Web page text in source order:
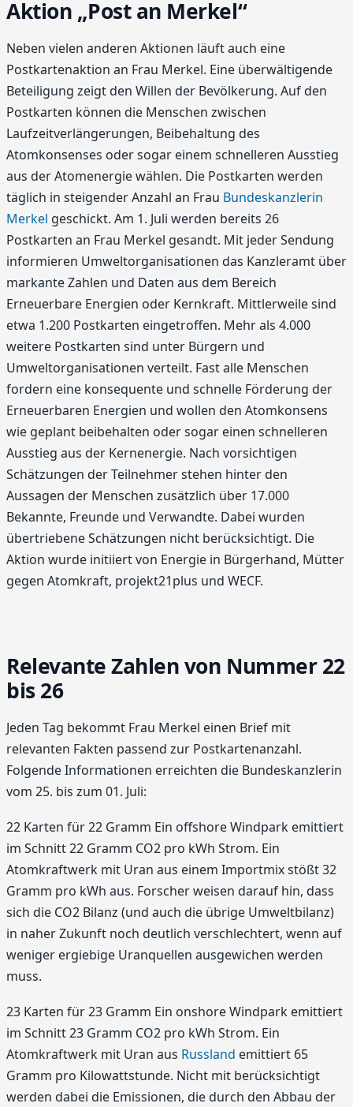
Aktion „Post an Merkel“
Neben vielen anderen Aktionen läuft auch eine
Postkartenaktion an Frau Merkel. Eine überwältigende
Beteiligung zeigt den Willen der Bevölkerung. Auf den
Postkarten können die Menschen zwischen
Laufzeitverlängerungen, Beibehaltung des
Atomkonsenses oder sogar einem schnelleren Ausstieg
aus der Atomenergie wählen. Die Postkarten werden
täglich in steigender Anzahl an Frau Bundeskanzlerin
Merkel geschickt. Am 1. Juli werden bereits 26
Postkarten an Frau Merkel gesandt. Mit jeder Sendung
informieren Umweltorganisationen das Kanzleramt über
markante Zahlen und Daten aus dem Bereich
Erneuerbare Energien oder Kernkraft. Mittlerweile sind
etwa 1.200 Postkarten eingetroffen. Mehr als 4.000
weitere Postkarten sind unter Bürgern und
Umweltorganisationen verteilt. Fast alle Menschen
fordern eine konsequente und schnelle Förderung der
Erneuerbaren Energien und wollen den Atomkonsens
wie geplant beibehalten oder sogar einen schnelleren
Ausstieg aus der Kernenergie. Nach vorsichtigen
Schätzungen der Teilnehmer stehen hinter den
Aussagen der Menschen zusätzlich über 17.000
Bekannte, Freunde und Verwandte. Dabei wurden
übertriebene Schätzungen nicht berücksichtigt. Die
Aktion wurde initiiert von Energie in Bürgerhand, Mütter
gegen Atomkraft, projekt21plus und WECF.
Relevante Zahlen von Nummer 22
bis 26
Jeden Tag bekommt Frau Merkel einen Brief mit
relevanten Fakten passend zur Postkartenanzahl.
Folgende Informationen erreichten die Bundeskanzlerin
vom 25. bis zum 01. Juli:
22 Karten für 22 Gramm Ein offshore Windpark emittiert
im Schnitt 22 Gramm CO2 pro kWh Strom. Ein
Atomkraftwerk mit Uran aus einem Importmix stößt 32
Gramm pro kWh aus. Forscher weisen darauf hin, dass
sich die CO2 Bilanz (und auch die übrige Umweltbilanz)
in naher Zukunft noch deutlich verschlechtert, wenn auf
weniger ergiebige Uranquellen ausgewichen werden
muss.
23 Karten für 23 Gramm Ein onshore Windpark emittiert
im Schnitt 23 Gramm CO2 pro kWh Strom. Ein
Atomkraftwerk mit Uran aus Russland emittiert 65
Gramm pro Kilowattstunde. Nicht mit berücksichtigt
werden dabei die Emissionen, die durch den Abbau der